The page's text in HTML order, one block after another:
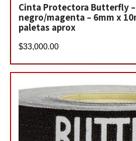
Cinta Protectora Butterfly
negro/magenta – 6mm x
paletas aprox
$33,000.00